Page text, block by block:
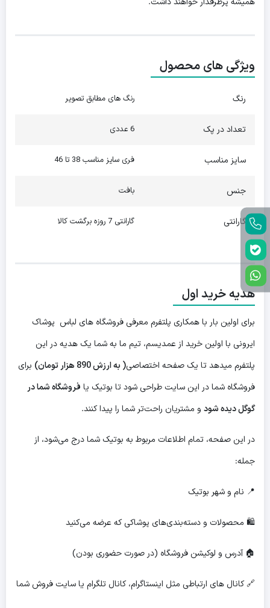
ویژگی های محصول
رنگ رنگ های مطابق تصویر
تعداد در پک 6 عددی
سایز مناسب فری سایز مناسب 38 تا 46
جنس بافت
گارانتی گارانتی 7 روزه برگشت کالا
هدیه خرید اول
برای اولین بار با همکاری پلتفرم معرفی فروشگاه های لباس پوشاک
ایرونی با اولین خرید از عمدیسم، تیم ما به شما یک هدیه در این
پلتفرم میدهد تا یک صفحه اختصاصی( به ارزش 890 هزار تومان)
برای
فروشگاه شما در این سایت طراحی شود تا بوتیک یا فروشگاه شما در
گوگل دیده شود و مشتریان راحت‌تر شما را پیدا کنند.
در این صفحه، تمام اطلاعات مربوط به بوتیک شما درج می‌شود، از
جمله:
📍 نام و شهر بوتیک
🛍 محصولات و دسته‌بندی‌های پوشاکی که عرضه می‌کنید
🏠 آدرس و لوکیشن فروشگاه (در صورت حضوری بودن)
🔗 کانال های ارتباطی مثل اینستاگرام، کانال تلگرام یا سایت فروش شما